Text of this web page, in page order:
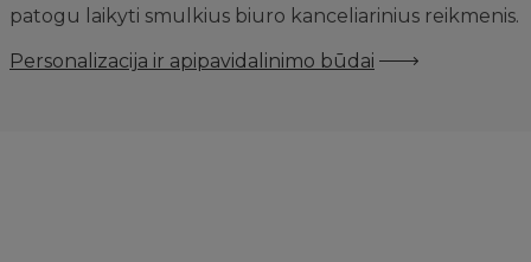
patogu laikyti smulkius biuro kanceliarinius reikmenis.
Personalizacija ir apipavidalinimo būdai